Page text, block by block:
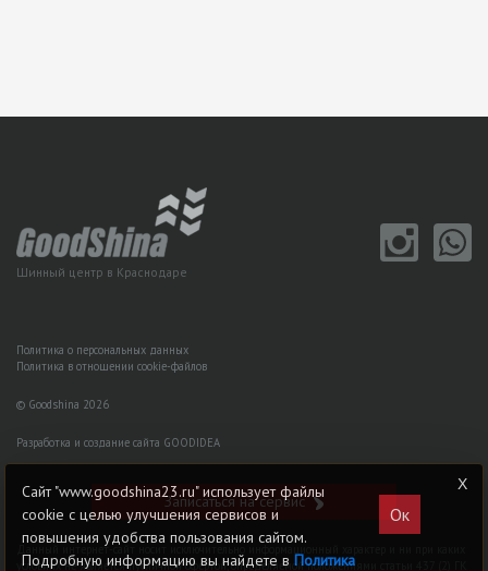
Шинный центр в Краснодаре
Политика о персональных данных
Политика в отношении cookie-файлов
© Goodshina 2026
Разработка и создание сайта GOODIDEA
Записаться на сервис
Данный интернет-сайт носит исключительно информационный характер и ни при каких
условиях не является публичной офертой, определяемой положениями статьи 437 (2) ГK
Сайт "www.goodshina23.ru" использует файлы
cookie с целью улучшения сервисов и
повышения удобства пользования сайтом.
Подробную информацию вы найдете вПолитика
Ок